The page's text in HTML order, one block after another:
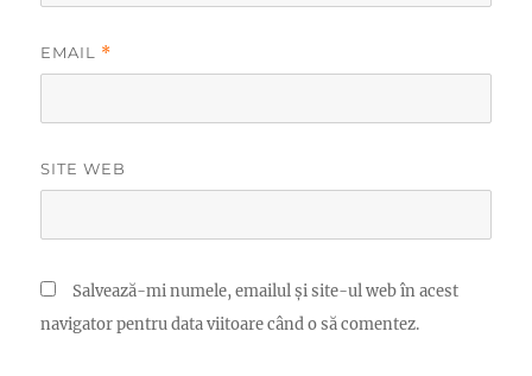
EMAIL *
SITE WEB
Salvează-mi numele, emailul și site-ul web în acest
navigator pentru data viitoare când o să comentez.